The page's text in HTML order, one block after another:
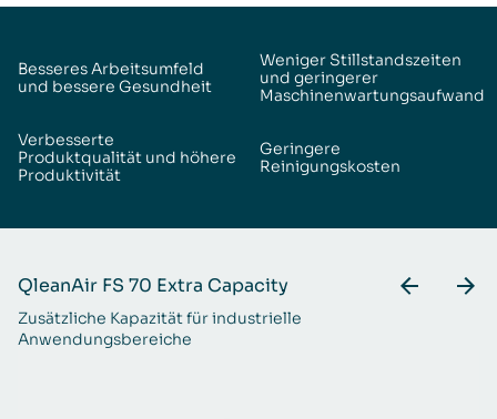
Besseres Arbeitsumfeld
und bessere Gesundheit
Weniger Stillstandszeiten
und geringerer
Maschinenwartungsaufwand
Verbesserte
Produktqualität und höhere
Produktivität
Geringere
Reinigungskosten
QleanAir FS 70 Extra Capacity
Zusätzliche Kapazität für industrielle
Anwendungsbereiche